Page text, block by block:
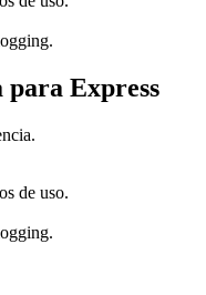
Express
de uso.